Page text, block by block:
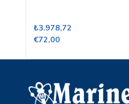
₺3.978,72
€72,00